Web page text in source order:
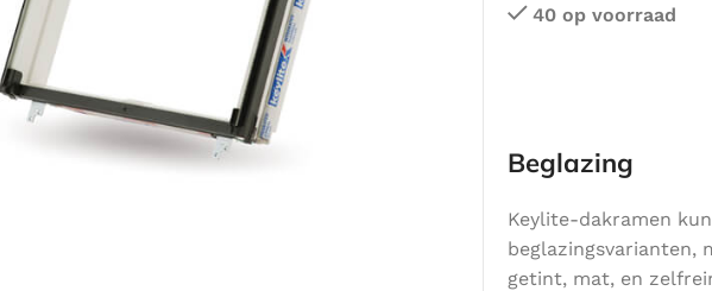
40 op voorraad
Beglazing
Keylite-dakramen
beglazingsvarianten,
getint, mat, en